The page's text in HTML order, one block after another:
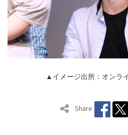
▲イメージ出所：オンラ
Share